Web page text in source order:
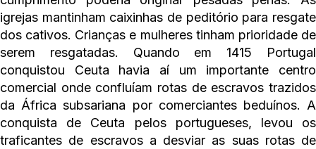
igrejas mantinham caixinhas de peditório para resgate
dos cativos. Crianças e mulheres tinham prioridade de
serem resgatadas. Quando em 1415 Portugal
conquistou Ceuta havia aí um importante centro
comercial onde confluíam rotas de escravos trazidos
da África subsariana por comerciantes beduínos. A
conquista de Ceuta pelos portugueses, levou os
traficantes de escravos a desviar as suas rotas de